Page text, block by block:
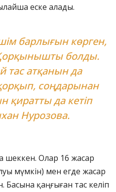
еске алады.
барлығын көрген,
болды.
тас атқанын да
соңдарынан
да кетіп
Нурозова.
шеккен. Олар 16 жасар
мүмкін) мен егде жасар
қаңғыған тас келіп